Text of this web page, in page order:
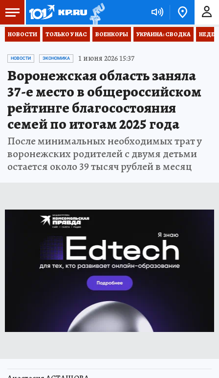
НОВОСТИ ТОЛЬКО У НАС ВОЕНКОРЫ УКРАИНА: СВОДКА
НОВОСТИ ЭКОНОМИКА 1 июня 2026 15:37
Воронежская область заняла
37-е место в общероссийском
рейтинге благосостояния
семей по итогам 2025 года
После минимальных необходимых трат у
воронежских родителей с двумя детьми
остается около 39 тысяч рублей в месяц